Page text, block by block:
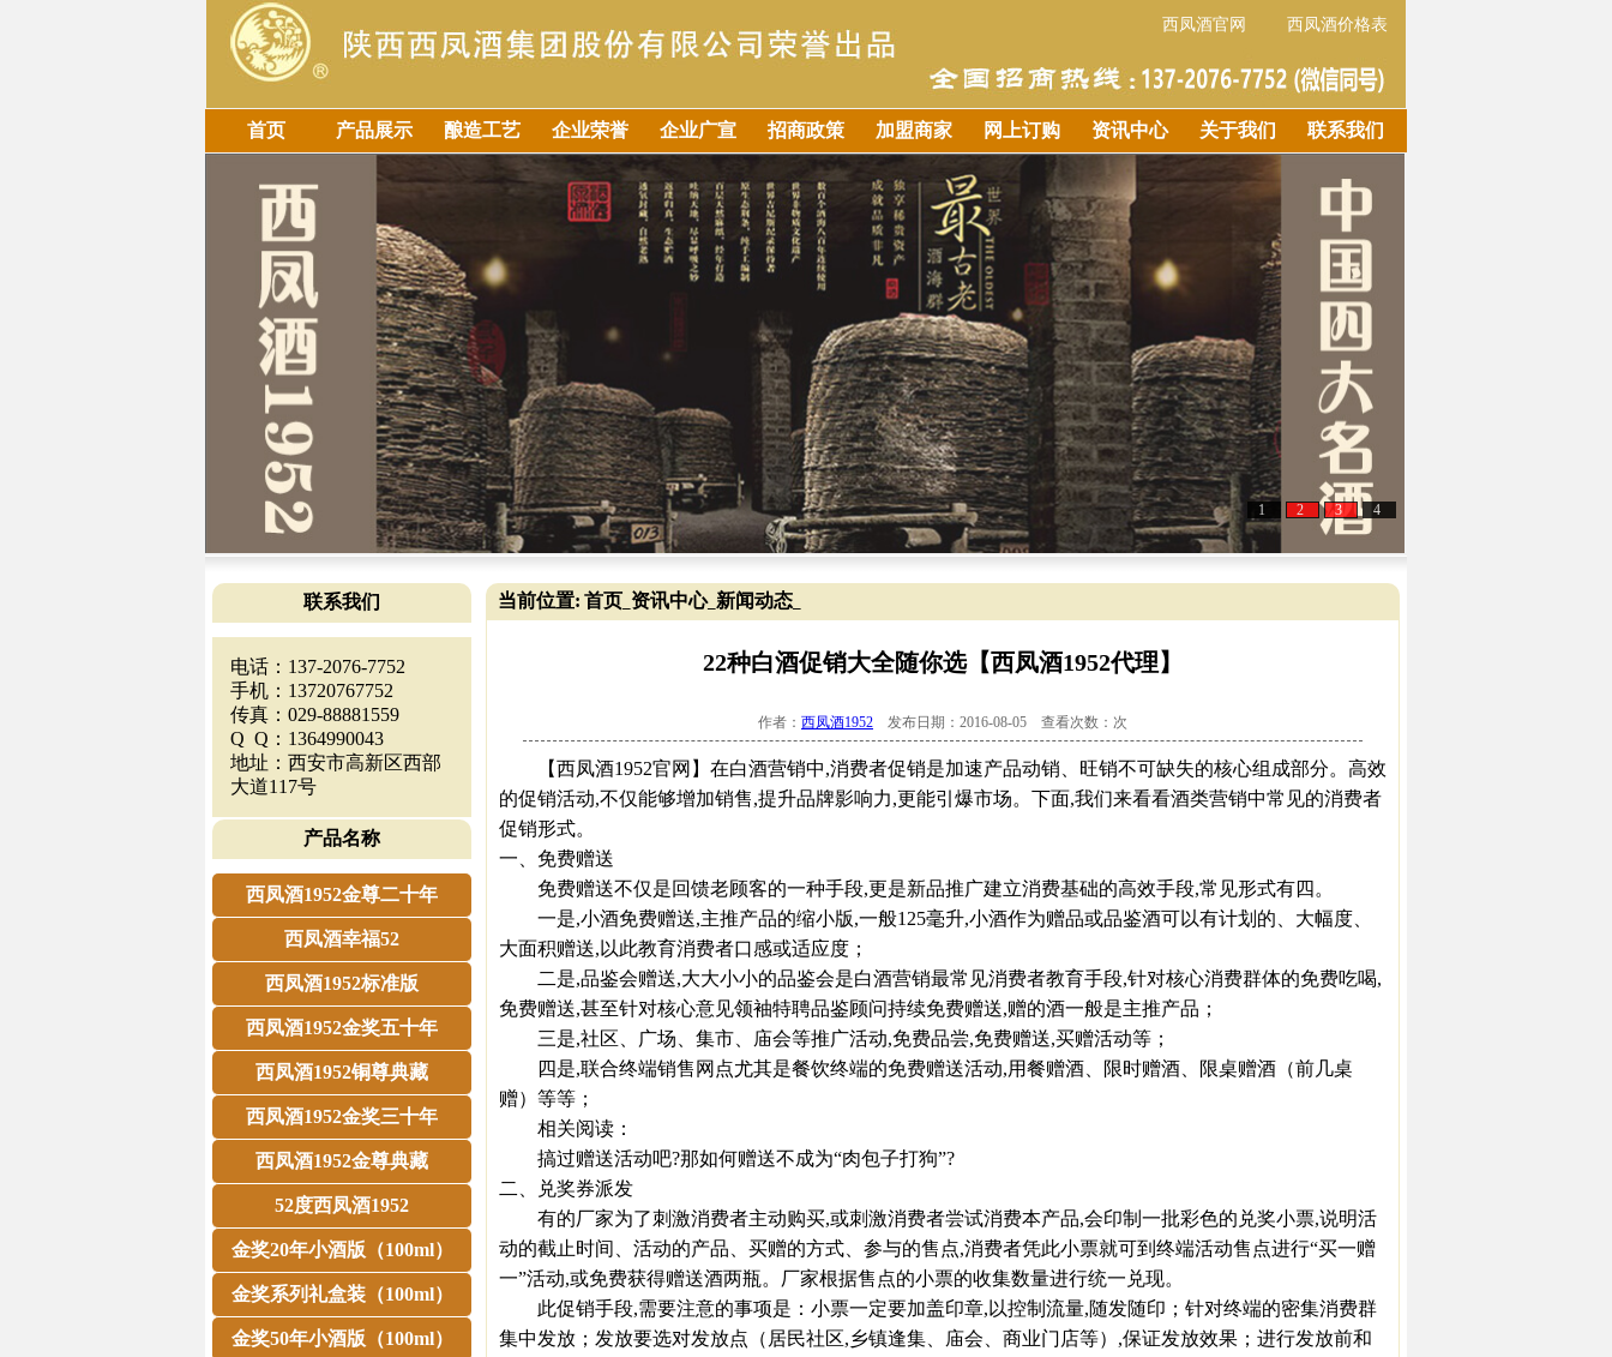
西凤酒官网 西凤酒价格表
首页 产品展示 酿造工艺 企业荣誉 企业广宣 招商政策 加盟商家 网上订购 资讯中心 关于我们 联系我们
1 2 3 4
联系我们
电话：137-2076-7752
手机：13720767752
传真：029-88881559
Q Q：1364990043
地址：西安市高新区西部
大道117号
产品名称
西凤酒1952金尊二十年
西凤酒幸福52
西凤酒1952标准版
西凤酒1952金奖五十年
西凤酒1952铜尊典藏
西凤酒1952金奖三十年
西凤酒1952金尊典藏
52度西凤酒1952
金奖20年小酒版（100ml）
金奖系列礼盒装（100ml）
金奖50年小酒版（100ml）
当前位置: 首页 资讯中心_ 新闻动态
22种白酒促销大全随你选【西凤酒1952代理】
作者： 西凤酒1952 发布日期：2016-08-05 查看次数： 次
【西凤酒1952官网】在白酒营销中,消费者促销是加速产品动销、旺销不可缺失的核心组成部分。高效
的促销活动,不仅能够增加销售,提升品牌影响力,更能引爆市场。下面,我们来看看酒类营销中常见的消费者
促销形式。
一、免费赠送
免费赠送不仅是回馈老顾客的一种手段,更是新品推广建立消费基础的高效手段,常见形式有四。
一是,小酒免费赠送,主推产品的缩小版,一般125毫升,小酒作为赠品或品鉴酒可以有计划的、大幅度、
大面积赠送,以此教育消费者口感或适应度；
二是,品鉴会赠送,大大小小的品鉴会是白酒营销最常见消费者教育手段,针对核心消费群体的免费吃喝,
免费赠送,甚至针对核心意见领袖特聘品鉴顾问持续免费赠送,赠的酒一般是主推产品；
三是,社区、广场、集市、庙会等推广活动,免费品尝,免费赠送,买赠活动等；
四是,联合终端销售网点尤其是餐饮终端的免费赠送活动,用餐赠酒、限时赠酒、限桌赠酒（前几桌
赠）等等；
相关阅读：
搞过赠送活动吧?那如何赠送不成为“肉包子打狗”?
二、兑奖券派发
有的厂家为了刺激消费者主动购买,或刺激消费者尝试消费本产品,会印制一批彩色的兑奖小票,说明活
动的截止时间、活动的产品、买赠的方式、参与的售点,消费者凭此小票就可到终端活动售点进行“买一赠
一”活动,或免费获得赠送酒两瓶。厂家根据售点的小票的收集数量进行统一兑现。
此促销手段,需要注意的事项是：小票一定要加盖印章,以控制流量,随发随印；针对终端的密集消费群
集中发放；发放要选对发放点（居民社区,乡镇逢集、庙会、商业门店等）,保证发放效果；进行发放前和